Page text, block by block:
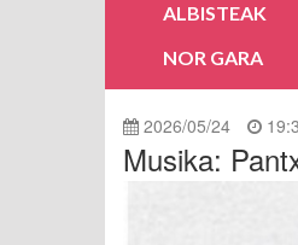
ALBISTEAK
NOR GARA
2026/05/24
Musika: